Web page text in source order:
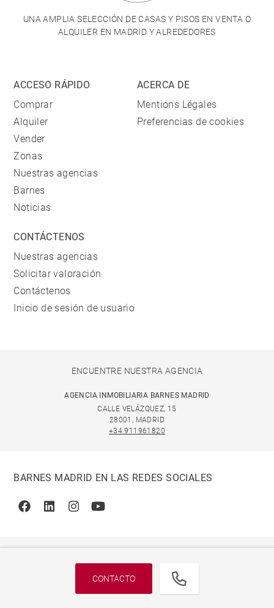
CONTACTO
UNA AMPLIA SELECCIÓN DE CASAS Y PISOS EN VENTA O
ALQUILER EN MADRID Y ALREDEDORES
ACCESO RÁPIDO
Comprar
Alquiler
Vender
Zonas
Nuestras agencias
Barnes
Noticias
ACERCA DE
Mentions Légales
Preferencias de cookies
CONTÁCTENOS
Nuestras agencias
Solicitar valoración
Contáctenos
Inicio de sesión de usuario
ENCUENTRE NUESTRA AGENCIA
AGENCIA INMOBILIARIA BARNES MADRID
CALLE VELÁZQUEZ, 15
28001, MADRID
+34 911961820
BARNES MADRID EN LAS REDES SOCIALES
FacebookLinkedinInstagramYoutube
© 2026 BARNES, INTERNATIONAL REALTY - BARNES
INTERNATIONAL